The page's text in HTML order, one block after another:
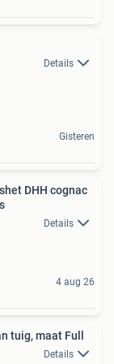
Details
Gisteren
DHH cognac
Details
4 aug 26
tuig, maat Full
Details